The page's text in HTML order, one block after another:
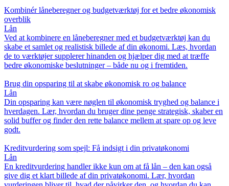
Kombinér låneberegner og budgetværktøj for et bedre økonomisk
overblik
Lån
Ved at kombinere en låneberegner med et budgetværktøj kan du
skabe et samlet og realistisk billede af din økonomi. Læs, hvordan
de to værktøjer supplerer hinanden og hjælper dig med at træffe
bedre økonomiske beslutninger – både nu og i fremtiden.
Brug din opsparing til at skabe økonomisk ro og balance
Lån
Din opsparing kan være nøglen til økonomisk tryghed og balance i
hverdagen. Lær, hvordan du bruger dine penge strategisk, skaber en
solid buffer og finder den rette balance mellem at spare op og leve
godt.
Kreditvurdering som spejl: Få indsigt i din privatøkonomi
Lån
En kreditvurdering handler ikke kun om at få lån – den kan også
give dig et klart billede af din privatøkonomi. Lær, hvordan